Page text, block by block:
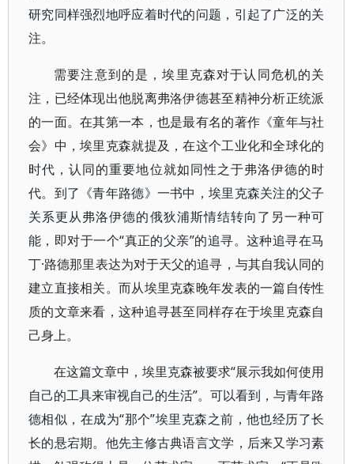
研究同样强烈地呼应着时代的问题，引起了广泛的关
注。
需要注意到的是，埃里克森对于认同危机的关
注，已经体现出他脱离弗洛伊德甚至精神分析正统派
的一面。在其第一本，也是最有名的著作《童年与社
会》中，埃里克森就提及，在这个工业化和全球化的
时代，认同的重要地位就如同性之于弗洛伊德的时
代。到了《青年路德》一书中，埃里克森关注的父子
关系更从弗洛伊德的俄狄浦斯情结转向了另一种可
能，即对于一个“真正的父亲”的追寻。这种追寻在马
丁·路德那里表达为对于天父的追寻，与其自我认同的
建立直接相关。而从埃里克森晚年发表的一篇自传性
质的文章来看，这种追寻甚至同样存在于埃里克森自
己身上。
在这篇文章中，埃里克森被要求“展示我如何使用
自己的工具来审视自己的生活”。可以看到，与青年路
德相似，在成为“那个”埃里克森之前，他也经历了长
长的悬宕期。他先主修古典语言文学，后来又学习素